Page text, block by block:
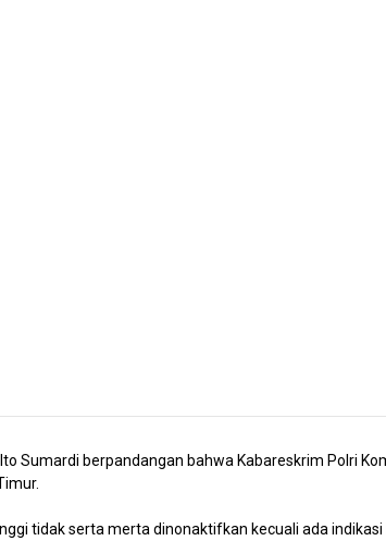
Sumardi berpandangan bahwa Kabareskrim Polri
tidak serta merta dinonaktifkan kecuali ada